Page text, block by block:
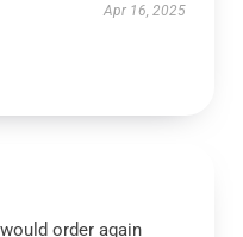
Apr 16, 2025
order again